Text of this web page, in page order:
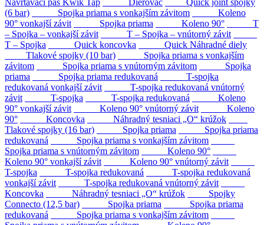
Navŕtavací pás Kwik Tap
Dierovač
Quick joint spojky
(6 bar)
Spojka priama s vonkajším závitom
Koleno
90° vonkajší závit
Spojka priama Koleno 90°
T
– Spojka – vonkajší závit
T – Spojka – vnútorný závit
T – Spojka
Quick koncovka
Quick Náhradné diely
Tlakové spojky (10 bar)
Spojka priama s vonkajším
závitom
Spojka priama s vnútorným závitom
Spojka
priama
Spojka priama redukovaná
T-spojka
redukovaná vonkajší závit
T-spojka redukovaná vnútorný
závit
T-spojka T-spojka redukovaná
Koleno
90° vonkajší závit
Koleno 90° vnútorný závit
Koleno
90°
Koncovka
Náhradný tesniaci „O“ krúžok
Tlakové spojky (16 bar)
Spojka priama
Spojka priama
redukovaná
Spojka priama s vonkajším závitom
Spojka priama s vnútorným závitom
Koleno 90°
Koleno 90° vonkajší závit
Koleno 90° vnútorný závit
T-spojka
T-spojka redukovaná
T-spojka redukovaná
vonkajší závit
T-spojka redukovaná vnútorný závit
Koncovka
Náhradný tesniaci „O“ krúžok
Spojky
Connecto (12,5 bar)
Spojka priama
Spojka priama
redukovaná
Spojka priama s vonkajším závitom